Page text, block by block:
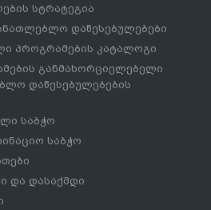
სტრატეგია
დაწესებულებები
პროგრამების კატალოგი
განმახორციელებელი
დაწესებულებების
საბჭო
საბჭო
და დასაქმდი